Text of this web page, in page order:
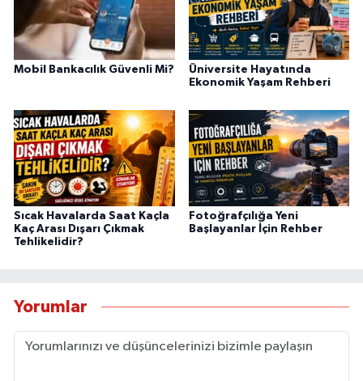
Mobil Bankacılık Güvenli Mi?
Üniversite Hayatında
Ekonomik Yaşam Rehberi
Sıcak Havalarda Saat Kaçla
Kaç Arası Dışarı Çıkmak
Tehlikelidir?
Fotoğrafçılığa Yeni
Başlayanlar İçin Rehber
Yorumlar